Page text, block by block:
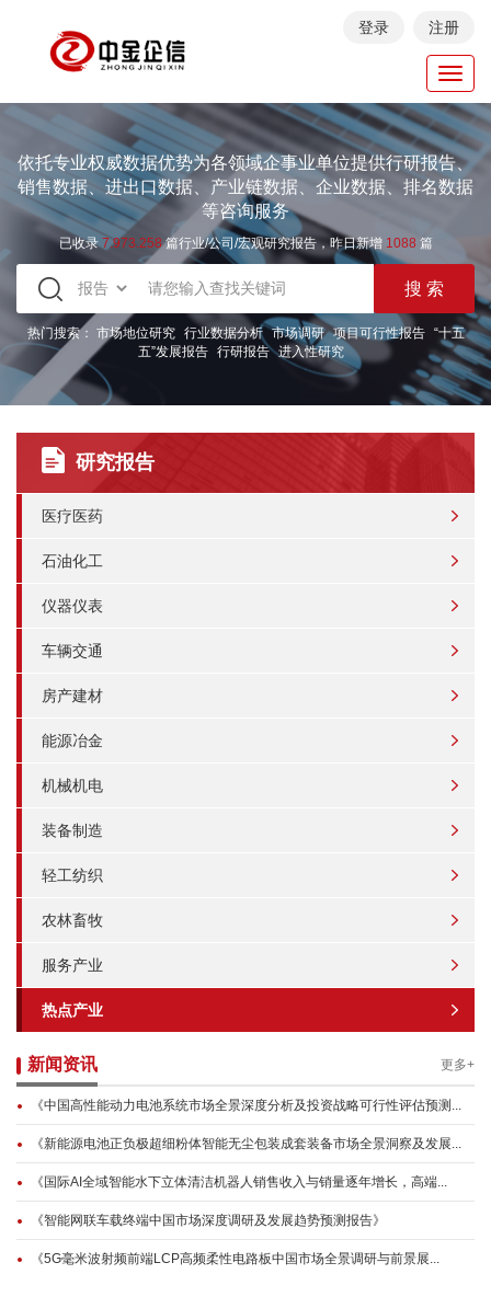
登录 注册
依托专业权威数据优势为各领域企事业单位提供行研报告、
销售数据、进出口数据、产业链数据、企业数据、排名数据
等咨询服务
已收录7.973.258篇行业/公司/宏观研究报告，昨日新增 1088 篇
热门搜索： 市场地位研究 行业数据分析 市场调研 项目可行性报告
“十五
五”发展报告 行研报告 进入性研究
研究报告
医疗医药
石油化工
仪器仪表
车辆交通
房产建材
能源冶金
机械机电
装备制造
轻工纺织
农林畜牧
服务产业
热点产业
新闻资讯 更多+
《中国高性能动力电池系统市场全景深度分析及投资战略可行性评估预测...
《新能源电池正负极超细粉体智能无尘包装成套装备市场全景洞察及发展...
《国际AI全域智能水下立体清洁机器人销售收入与销量逐年增长，高端...
《智能网联车载终端中国市场深度调研及发展趋势预测报告》
《5G毫米波射频前端LCP高频柔性电路板中国市场全景调研与前景展...